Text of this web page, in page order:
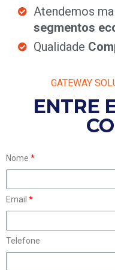
Atendemos
segmentos
Qualidade
GATEWAY
ENTRE
Nome
Email
Telefone